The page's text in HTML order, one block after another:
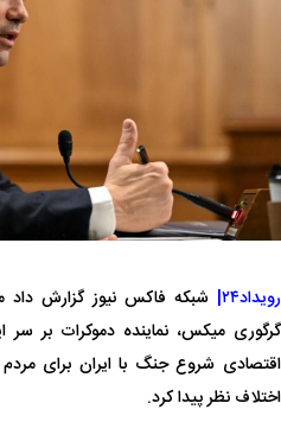
رویداد۲۴|
شبکه فاکس نیوز گزارش داد
گرگوری میکس، نماینده دموکرات بر سر
اقتصادی شروع جنگ با ایران برای
اختلاف نظر پیدا کرد.